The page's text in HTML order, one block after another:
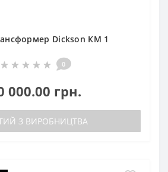
Dickson КM 1
0
000.00 грн.
З ВИРОБНИЦТВА